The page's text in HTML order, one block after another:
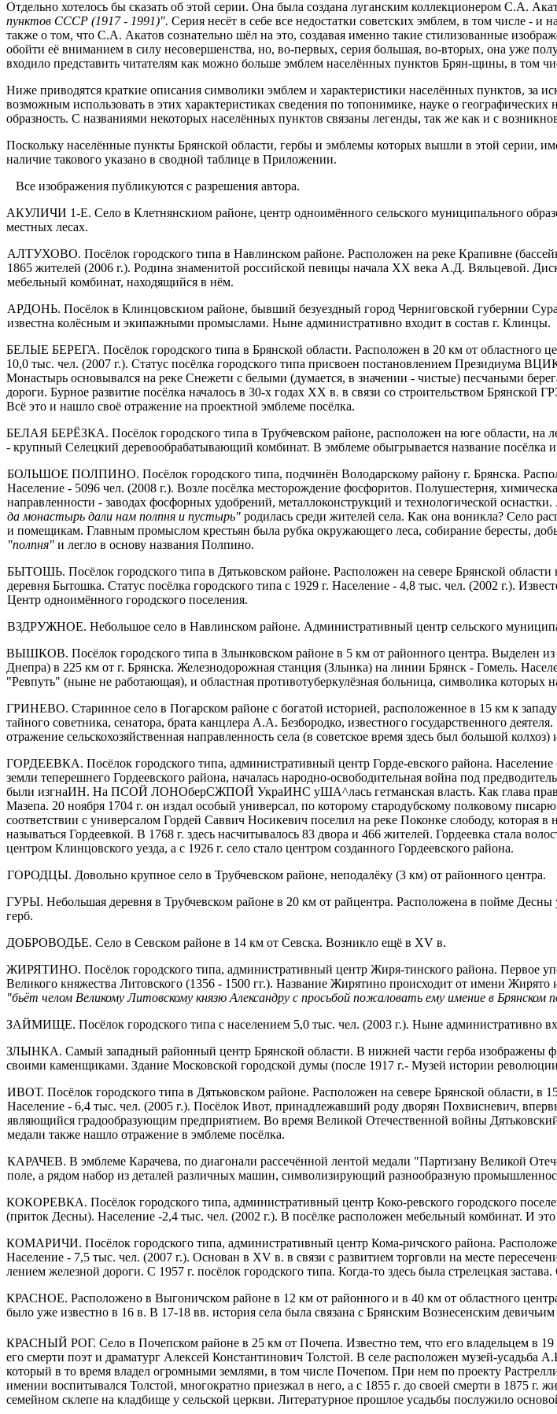
Отдельно хотелось бы сказать об этой серии. Она была создана луганским коллекционером С.А.
пунктов СССР (1917 - 1991)".Серия несёт в себе все недостатки советских эмблем, в том числе - и
также о том, что С.А. Акатов сознательно шёл на это, создавая именно такие стилизованные
обойти её вниманием в силу несовершенства, но, во-первых, серия большая, во-вторых, она уже
входило представить читателям как можно больше эмблем населённых пунктов Брян-щины, в том
Ниже приводятся краткие описания символики эмблем и характеристики населённых пунктов,
возможным использовать в этих характерис­тиках сведения по топонимике, науке о
образность. С названиями некоторых населённых пунктов связаны легенды, так же как и с
Поскольку населённые пункты Брянской области, гербы и эмблемы кото­рых вышли в этой серии,
наличие такового указано в сводной табли­це в Приложении.
Все изображения публикуются с разрешения автора.
АКУЛИЧИ 1-Е. Село в Клетнянскиом районе, центр одноимённого сельс­кого муниципального
местных лесах.
АЛТУХОВО. Посёлок городского типа в Навлинском районе. Расположен на реке Крапивне
1865 жителей (2006 г.). Родина знаме­нитой российской певицы начала XX века А.Д. Вяльцевой.
мебельный комбинат, находящийся в нём.
АРДОНЬ. Посёлок в Клинцовскиом районе, бывший безуездный город Черниговской губернии
известна колёсным и экипажными промыслами. Ныне административно входит в состав г. Клинцы.
БЕЛЫЕ БЕРЕГА. Посёлок городского типа в Брянской области. Распо­ложен в 20 км от областного
10,0 тыс. чел. (2007 г.). Статус посёлка городского типа присвоен постановлением Президиума
Монастырь основывался на реке Снежети с белыми (думается, в значении - чистые) песчаными
дороги. Бурное развитие посёлка началось в 30-х годах XX в. в связи со строительством
Всё это и нашло своё отражение на проектной эмблеме посёлка.
БЕЛАЯ БЕРЁЗКА. Посёлок городского типа в Трубчевском районе, распо­ложен на юге области, на
- крупный Селецкий деревооб­рабатывающий комбинат. В эмблеме обыгрывается название посёлка
БОЛЬШОЕ ПОЛПИНО. Посёлок городского типа, подчинён Воло­дарскому району г. Брянска.
Население - 5096 чел. (2008 г.). Возле посёлка месторождение фосфоритов. Полушестерня,
направленности - заводах фосфорных удобрений, металлоконструкций и технологической
да монастырь дали нам полпня и пустырь" родилась среди жителей села. Как она воникла? Село
и помещикам. Главным промыслом крестьян была рубка окружающего леса, собирание бересты,
"полпня" и легло в основу названия Полпино.
БЫТОШЬ. Посёлок городского типа в Дятьковском районе. Расположен на севере Брянской области
деревня Бытошка. Статус посёлка городского типа с 1929 г. Население - 4,8 тыс. чел. (2002 г.).
Центр одноимённого городского поселения.
ВЗДРУЖНОЕ. Небольшое село в Навлинском районе. Административ­ный центр сельского
ВЫШКОВ. Посёлок городского типа в Злынковском районе в 5 км от районного центра. Выделен из
Днепра) в 225 км от г. Брянска. Железнодорожная станция (Злынка) на линии Брянск - Гомель.
"Ревпуть" (ныне не работающая), и областная противотуберкулёз­ная больница, символика которых
ГРИНЕВО. Старинное село в Погарском районе с богатой историей, рас­положенное в 15 км к
тайного советника, сенатора, брата канцлера А.А. Безбородко, известного государственного
отражение сельскохозяйственная направленность села (в советское время здесь был большой
ГОРДЕЕВКА. Посёлок городского типа, административный центр Горде-евского района.
земли теперешнего Гордеевского района, началась народно-освободительная война под
были изгнаИН. На ПСОЙ ЛОНОберСЖПОЙ УкраИНС уША^лась гетма­нская власть. Как глава
Мазепа. 20 ноября 1704 г. он издал осо­бый универсал, по которому стародубскому полковому
соответствии с универсалом Гордей Саввич Носикевич поселил на реке Поконке слободу, которая
называться Гордеевкой. В 1768 г. здесь насчитывалось 83 двора и 466 жителей. Гордеевка стала
центром Клинцовского уезда, а с 1926 г. село стало центром созданного Гор­деевского района.
ГОРОДЦЫ. Довольно крупное село в Трубчевском районе, неподалёку (3 км) от районного центра.
ГУРЫ. Небольшая деревня в Трубчевском районе в 20 км от райцентра. Расположена в пойме
герб.
ДОБРОВОДЬЕ. Село в Севском районе в 14 км от Севска. Возникло ещё в XV в.
ЖИРЯТИНО. Посёлок городского типа, административный центр Жиря-тинского района. Первое
Великого княжества Литовского (1356 - 1500 гг.). Название Жирятино происходит от имени
"бьёт челом Великому Литовскому князю Александру с просьбой пожаловатьему имение в
ЗАЙМИЩЕ. Посёлок городского типа с населением 5,0 тыс. чел. (2003 г.). Ныне административно
ЗЛЫНКА. Самый западный районный центр Брянской области. В ниж­ней части герба изображены
своими каменщиками. Здание Московской городской думы (после 1917 г.- Музей истории
ИВОТ. Посёлок городского типа в Дятьковском районе. Расположен на севере Брянской области, в
Население - 6,4 тыс. чел. (2005 г.). Посёлок Ивот, принадлежавший роду дворян Похвисневич,
являющийся градообразующим предприятием. Во вре­мя Великой Отечественной войны
медали также нашло отражение в эмблеме посёлка.
КАРАЧЕВ. В эмблеме Карачева, по диагонали рассечённой лентой медали "Партизану Великой
поле, а рядом набор из деталей различных машин, символизирующий разнообразную
КОКОРЕВКА. Посёлок городского типа, административный центр Коко-ревского городского
(приток Десны). Население -2,4 тыс. чел. (2002 г.). В посёлке расположен мебельный комбинат. И
КОМАРИЧИ. Посёлок городского типа, административный центр Кома-ричского района.
Население - 7,5 тыс. чел. (2007 г.). Осно­ван в XV в. в связи с развитием торговли на месте
лением железной дороги. С 1957 г. посёлок городского типа. Когда-то здесь была стрелецкая
КРАСНОЕ. Расположено в Выгоничском районе в 12 км от районного и в 40 км от областного
было уже известно в 16 в. В 17-18 вв. история села была связана с Брянским Вознесенским
КРАСНЫЙ РОГ. Село в Почепском районе в 25 км от Почепа. Известно тем, что его владельцем в
его смерти поэт и драматург Алексей Константинович Толстой. В селе расположен музей-
который в то время владел огромными землями, в том числе Почепом. При нем по проекту
имении воспитывался Толс­той, многократно приезжал в него, а с 1855 г. до своей смерти в 1875 г.
семейном склепе на кладбище у сельской церкви. Литератур­ное прошлое усадьбы послужило